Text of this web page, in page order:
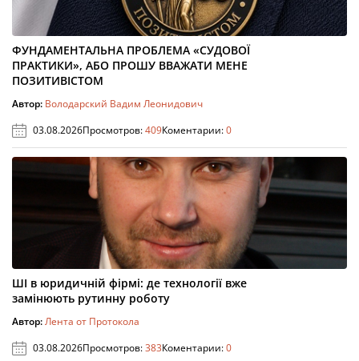
ФУНДАМЕНТАЛЬНА ПРОБЛЕМА «СУДОВОЇ
ПРАКТИКИ», АБО ПРОШУ ВВАЖАТИ МЕНЕ
ПОЗИТИВІСТОМ
Автор: Володарский Вадим Леонидович
03.08.2026Просмотров:409Коментарии:0
ШІ в юридичній фірмі: де технології вже
замінюють рутинну роботу
Автор:Лента от Протокола
03.08.2026Просмотров:383Коментарии:0